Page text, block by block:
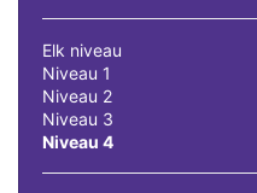
Elk niveau
Niveau 1
Niveau 2
Niveau 3
Niveau 4